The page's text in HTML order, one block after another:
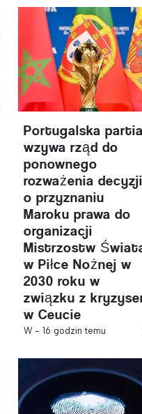
Portugalska partia
wzywa rząd do
ponownego
rozważenia decyzji
o przyznaniu
Maroku prawa do
organizacji
Mistrzostw
w Piłce Nożnej w
2030 roku w
związku z
w Ceucie
W - 16 godzin temu